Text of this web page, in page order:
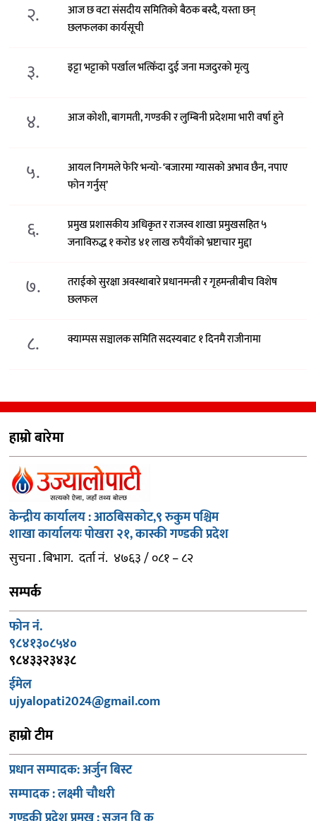
२.
आज छ वटा संसदीय समितिको बैठक बस्दै, यस्ता छन्
छलफलका कार्यसूची
३. इट्टा भट्टाको पर्खाल भत्किँदा दुई जना मजदुरको मृत्यु
४. आज कोशी, बागमती, गण्डकी र लुम्बिनी प्रदेशमा भारी वर्षा हुने
५.
आयल निगमले फेरि भन्याे- ‘बजारमा ग्यासको अभाव छैन, नपाए
फोन गर्नुस्’
६.
प्रमुख प्रशासकीय अधिकृत र राजस्व शाखा प्रमुखसहित ५
जनाविरुद्ध १ करोड ४१ लाख रुपैयाँको भ्रष्टाचार मुद्दा
७.
तराईको सुरक्षा अवस्थाबारे प्रधानमन्त्री र गृहमन्त्रीबीच विशेष
छलफल
८. क्याम्पस सञ्चालक समिति सदस्यबाट १ दिनमै राजीनामा
हाम्रो बारेमा
केन्द्रीय कार्यालय : आठबिसकोट,९ रुकुम पश्चिम
शाखा कार्यालयः पोखरा २१, कास्की गण्डकी प्रदेश
सुचना . बिभाग. दर्ता नं. ४७६३ / ०८१ – ८२
सम्पर्क
फोन नं.
९८४१३०८५४०
९८४३३२३४३८
ईमेल
ujyalopati2024@gmail.com
हाम्रो टीम
प्रधान सम्पादक: अर्जुन बिस्ट
सम्पादक : लक्ष्मी चौधरी